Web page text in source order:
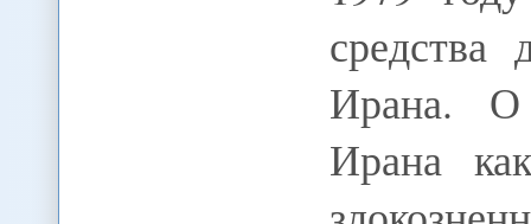
средства
Ирана. О
Ирана